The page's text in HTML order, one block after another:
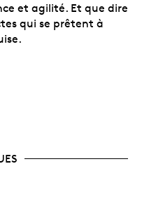
et agilité. Et que dire
qui se prêtent à